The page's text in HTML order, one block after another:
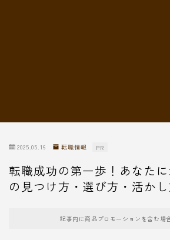
2025.05.16 転職情報 PR
転職成功の第一歩！あなたに
の見つけ方・選び方・活か
記事内に商品プロモーションを含む場